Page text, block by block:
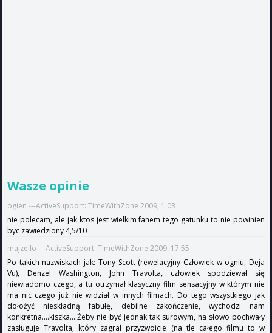
Wasze opinie
ogien ---ActiveSupport::TimeWithZone 2009, 1:03
nie polecam, ale jak ktos jest wielkim fanem tego gatunku to nie powinien
byc zawiedziony 4,5/10
majzello ---ActiveSupport::TimeWithZone 2009, 17:55
Po takich nazwiskach jak: Tony Scott (rewelacyjny Człowiek w ogniu, Deja
Vu), Denzel Washington, John Travolta, człowiek spodziewał się
niewiadomo czego, a tu otrzymał klasyczny film sensacyjny w którym nie
ma nic czego już nie widział w innych filmach. Do tego wszystkiego jak
dołożyć nieskładną fabułę, debilne zakończenie, wychodzi nam
konkretna....kiszka....Żeby nie być jednak tak surowym, na słowo pochwały
zasługuje Travolta, który zagrał przyzwoicie (na tle całego filmu to w